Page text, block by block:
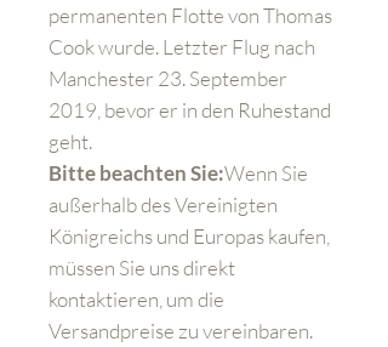
permanenten Flotte von Thomas
Cook wurde. Letzter Flug nach
Manchester 23. September
2019, bevor er in den Ruhestand
geht.
Bitte beachten Sie:Wenn Sie
außerhalb des Vereinigten
Königreichs und Europas kaufen,
müssen Sie uns direkt
kontaktieren, um die
Versandpreise zu vereinbaren.